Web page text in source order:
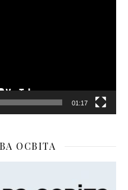
01:17
ОСВІТА